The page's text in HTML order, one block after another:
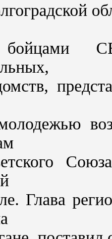
бойцами
молодежью
Глава